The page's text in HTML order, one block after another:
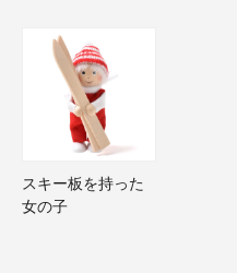
スキー板を持った
女の子